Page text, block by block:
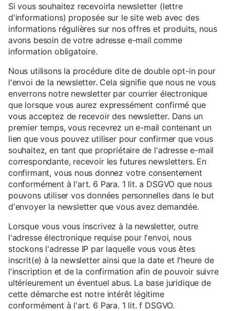
Si vous souhaitez recevoirla newsletter (lettre
d'informations) proposée sur le site web avec des
informations régulières sur nos offres et produits, nous
avons besoin de votre adresse e-mail comme
information obligatoire.
Nous utilisons la procédure dite de double opt-in pour
l'envoi de la newsletter. Cela signifie que nous ne vous
enverrons notre newsletter par courrier électronique
que lorsque vous aurez expressément confirmé que
vous acceptez de recevoir des newsletter. Dans un
premier temps, vous recevrez un e-mail contenant un
lien que vous pouvez utiliser pour confirmer que vous
souhaitez, en tant que propriétaire de l'adresse e-mail
correspondante, recevoir les futures newsletters. En
confirmant, vous nous donnez votre consentement
conformément à l'art. 6 Para. 1 lit. a DSGVO que nous
pouvons utiliser vos données personnelles dans le but
d'envoyer la newsletter que vous avez demandée.
Lorsque vous vous inscrivez à la newsletter, outre
l'adresse électronique requise pour l'envoi, nous
stockons l'adresse IP par laquelle vous vous êtes
inscrit(e) à la newsletter ainsi que la date et l'heure de
l'inscription et de la confirmation afin de pouvoir suivre
ultérieurement un éventuel abus. La base juridique de
cette démarche est notre intérêt légitime
conformément à l'art. 6 Para. 1 lit. f DSGVO.